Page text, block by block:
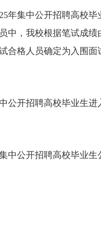
年集中公开招聘高校
中，我校根据笔试成
合格人员确定为入围
公开招聘高校毕业生进
中公开招聘高校毕业